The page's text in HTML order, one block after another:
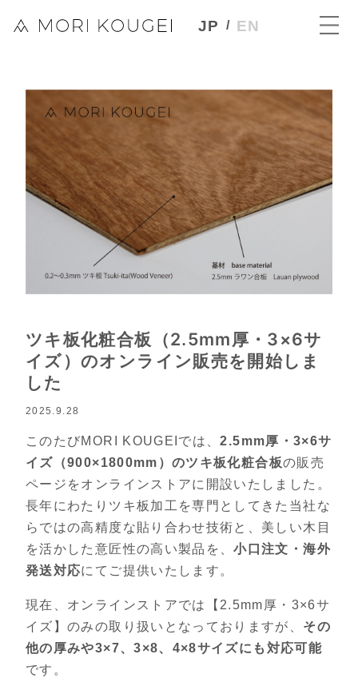
JP EN
ツキ板化粧合板（2.5mm厚・3×6サ
イズ）のオンライン販売を開始しま
した
2025.9.28
このたびMORI KOUGEIでは、2.5mm厚・3×6サ
イズ（900×1800mm）のツキ板化粧合板の販売
ページをオンラインストアに開設いたしました。
長年にわたりツキ板加工を専門としてきた当社な
らではの高精度な貼り合わせ技術と、美しい木目
を活かした意匠性の高い製品を、小口注文・海外
発送対応にてご提供いたします。
現在、オンラインストアでは【2.5mm厚・3×6サ
イズ】のみの取り扱いとなっておりますが、 その
他の厚みや3×7、3×8、4×8サイズにも対応可能
です。